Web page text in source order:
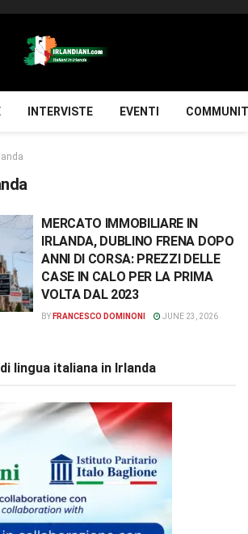
INTERVISTE EVENTI
MERCATO IMMOBILIARE IN
IRLANDA, DUBLINO FRENA DOPO
ANNI DI CORSA: PREZZI DELLE
CASE IN CALO PER LA PRIMA
VOLTA DAL 2023
BY FRANCESCO DOMINONI JUNE 23, 2026
lingua italiana in Irlanda